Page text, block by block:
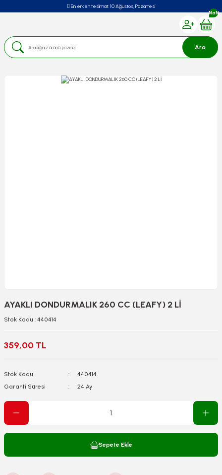
En erken teslimat: 10 Ağustos, Pazartesi
Ara
NaN
AYAKLI DONDURMALIK 260 CC (LEAFY) 2 Lİ
Stok Kodu : 440414
359,00 TL
Stok Kodu
440414
Garanti Süresi
24 Ay
Sepete Ekle